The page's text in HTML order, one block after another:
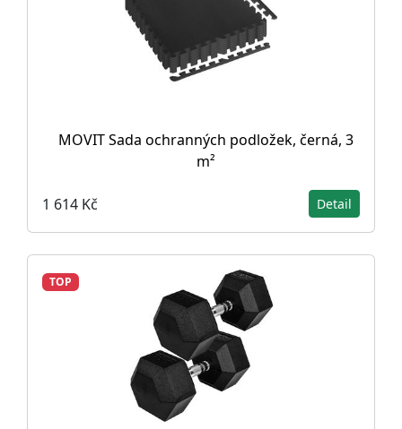
MOVIT Sada ochranných podložek, černá, 3
m²
1 614 Kč Detail
TOP